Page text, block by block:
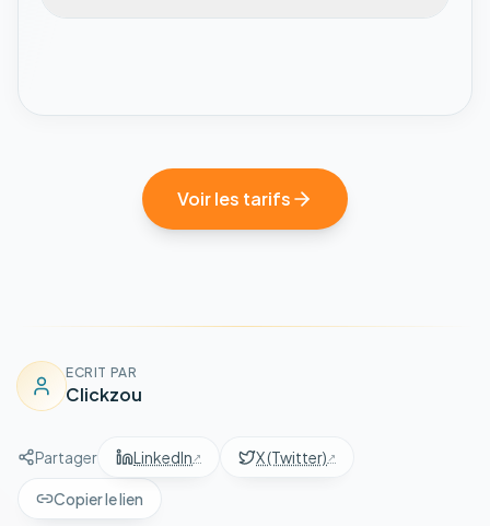
Voir les tarifs
ECRIT PAR
Clickzou
Partager LinkedIn X (Twitter)
Copier le lien